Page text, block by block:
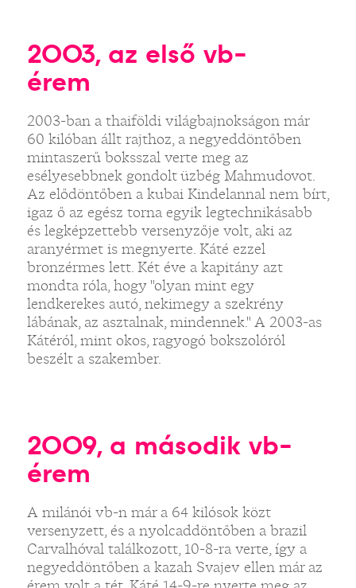
2003, az első vb-
érem
2003-ban a thaiföldi világbajnokságon már
60 kilóban állt rajthoz, a negyeddöntőben
mintaszerű boksszal verte meg az
esélyesebbnek gondolt üzbég Mahmudovot.
Az elődöntőben a kubai Kindelannal nem bírt,
igaz ő az egész torna egyik legtechnikásabb
és legképzettebb versenyzője volt, aki az
aranyérmet is megnyerte. Káté ezzel
bronzérmes lett. Két éve a kapitány azt
mondta róla, hogy "olyan mint egy
lendkerekes autó, nekimegy a szekrény
lábának, az asztalnak, mindennek." A 2003-as
Kátéról, mint okos, ragyogó bokszolóról
beszélt a szakember.
2009, a második vb-
érem
A milánói vb-n már a 64 kilósok közt
versenyzett, és a nyolcaddöntőben a brazil
Carvalhóval találkozott, 10-8-ra verte, így a
negyeddöntőben a kazah Svajev ellen már az